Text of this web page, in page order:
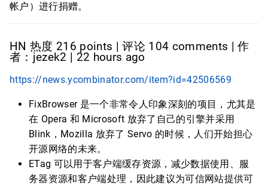
帐户）进行捐赠。
HN 热度 216 points | 评论 104 comments | 作
者：jezek2 | 22 hours ago
https://news.ycombinator.com/item?id=42506569
FixBrowser 是一个非常令人印象深刻的项目，尤其是
在 Opera 和 Microsoft 放弃了自己的引擎并采用
Blink，Mozilla 放弃了 Servo 的时候，人们开始担心
开源网络的未来。
ETag 可以用于客户端缓存资源，减少数据使用、服
务器资源和客户端处理，因此建议为可信网站提供可